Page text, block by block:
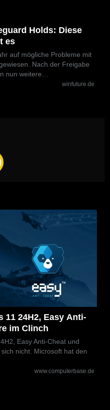
Holds: Diese
es
auf mögliche Probleme mit
Nach der Freigabe
nun weitere…
winfuture.de
11 24H2, Easy Anti-
im Clinch
Easy Anti-Cheat und
nicht. Microsoft hat den
www.computerbase.de